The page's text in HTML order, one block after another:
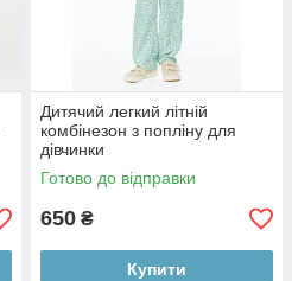
Дитячий легкий літній
комбінезон з попліну для
дівчинки
Готово до відправки
650 ₴
Купити